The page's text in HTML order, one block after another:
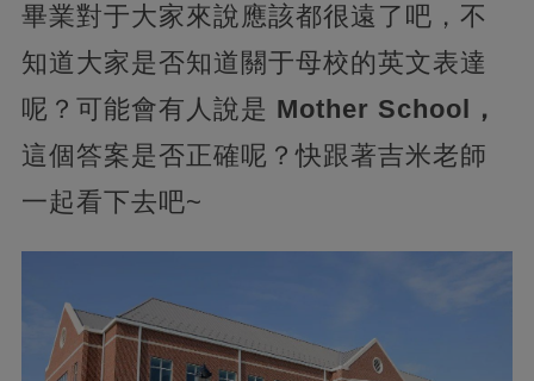
畢業對于大家來說應該都很遠了吧，不
知道大家是否知道關于母校的英文表達
呢？可能會有人說是 Mother School，
這個答案是否正確呢？快跟著吉米老師
一起看下去吧~